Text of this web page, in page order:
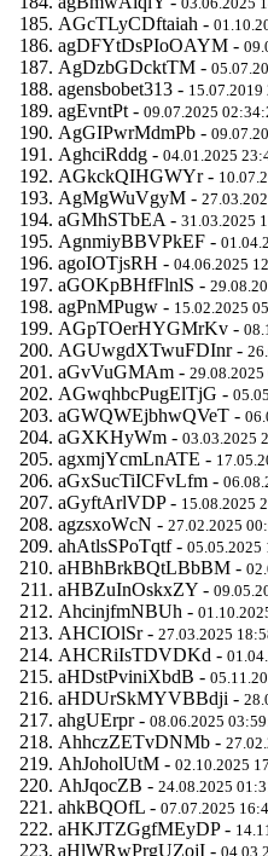
AGcTLyCDftaiah -
agDFYtDsPIoOAYM -
AgDzbGDcktTM -
agensbobet313 - 15.07.2019
agEvntPt - 09.07.2025
AgGIPwrMdmPb -
AghciRddg - 04.01.2025
AGkckQIHGWYr -
AgMgWuVgyM -
aGMhSTbEA - 31.03.2025
AgnmiyBBVPkEF -
agoIOTjsRH - 04.06.2025
aGOKpBHfFlnlS -
agPnMPugw - 15.02.2025
AGpTOerHYGMrKv -
AGUwgdXTwuFDInr -
aGvVuGMAm -
AGwqhbcPugElTjG -
aGWQWEjbhwQVeT -
aGXKHyWm - 03.03.2025
agxmjYcmLnATE -
aGxSucTiICFvLfm -
aGyftArlVDP - 15.08.2025
agzsxoWcN - 27.02.2025
ahAtlsSPoTqtf - 05.05.2025
aHBhBrkBQtLBbBM -
aHBZuInOskxZY -
AhcinjfmNBUh -
AHCIOlSr - 27.03.2025
AHCRiIsTDVDKd -
aHDstPviniXbdB -
aHDUrSkMYVBBdji -
ahgUErpr - 08.06.2025
AhhczZETvDNMb -
AhJoholUtM - 02.10.2025
AhJqocZB - 24.08.2025
ahkBQOfL - 07.07.2025
aHKJTZGgfMEyDP -
aHlWRwPrgUZojI -